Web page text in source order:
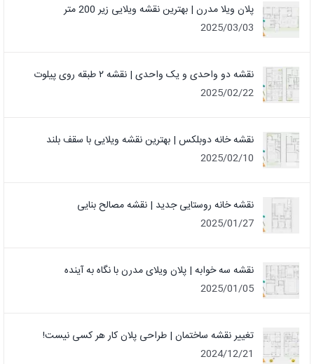
پلان ویلا مدرن | بهترین نقشه ویلایی زیر 200 متر
2025/03/03
نقشه دو واحدی و یک واحدی | نقشه ۲ طبقه روی پیلوت
2025/02/22
نقشه خانه دوبلکس | بهترین نقشه ویلایی با سقف بلند
2025/02/10
نقشه خانه روستایی جدید | نقشه مصالح بنایی
2025/01/27
نقشه سه خوابه | پلان ویلای مدرن با نگاه به آینده
2025/01/05
تغییر نقشه ساختمان | طراحی پلان کار هر کسی نیست!
2024/12/21